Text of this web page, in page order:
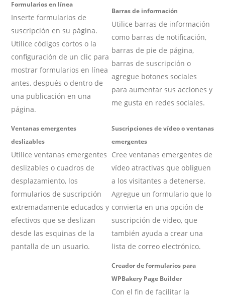
Formularios en línea
Inserte formularios de
suscripción en su página.
Utilice códigos cortos o la
configuración de un clic para
mostrar formularios en línea
antes, después o dentro de
una publicación en una
página.
Barras de información
Utilice barras de información
como barras de notificación,
barras de pie de página,
barras de suscripción o
agregue botones sociales
para aumentar sus acciones y
me gusta en redes sociales.
Ventanas emergentes
deslizables
Utilice ventanas emergentes
deslizables o cuadros de
desplazamiento, los
formularios de suscripción
extremadamente educados y
efectivos que se deslizan
desde las esquinas de la
pantalla de un usuario.
Suscripciones de vídeo o ventanas
emergentes
Cree ventanas emergentes de
vídeo atractivas que obliguen
a los visitantes a detenerse.
Agregue un formulario que lo
convierta en una opción de
suscripción de video, que
también ayuda a crear una
lista de correo electrónico.
Creador de formularios para
WPBakery Page Builder
Con el fin de facilitar la